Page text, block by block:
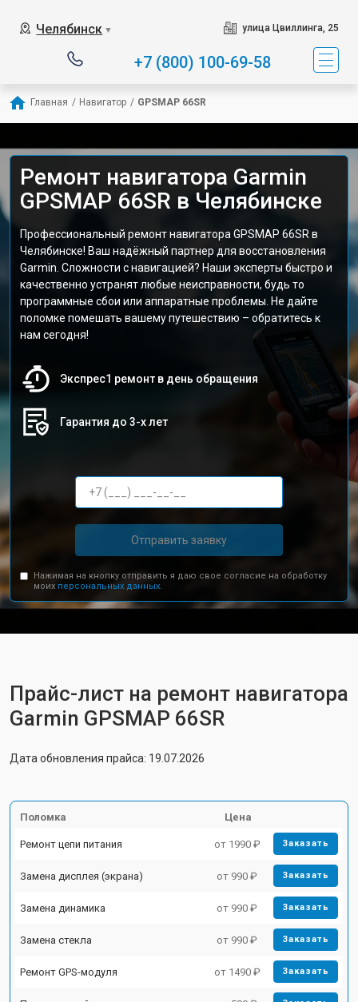
Челябинск ▼ улица Цвиллинга, 25
+7 (800) 100-69-58
Главная / Навигатор / GPSMAP 66SR
Ремонт навигатора Garmin
GPSMAP 66SR в Челябинске
Профессиональный ремонт навигатора GPSMAP 66SR в
Челябинске! Ваш надёжный партнер для восстановления
Garmin. Сложности с навигацией? Наши эксперты быстро и
качественно устранят любые неисправности, будь то
программные сбои или аппаратные проблемы. Не дайте
поломке помешать вашему путешествию – обратитесь к
нам сегодня!
Экспрес1 ремонт в день обращения
Гарантия до 3-х лет
Отправить заявку
Нажимая на кнопку отправить я даю свое согласие на обработку
моих персональных данных.
Прайс-лист на ремонт навигатора
Garmin GPSMAP 66SR
Дата обновления прайса: 19.07.2026
Поломка Цена
Ремонт цепи питания от 1990 ₽ Заказать
Замена дисплея (экрана) от 990 ₽ Заказать
Замена динамика от 990 ₽ Заказать
Замена стекла от 990 ₽ Заказать
Ремонт GPS-модуля от 1490 ₽ Заказать